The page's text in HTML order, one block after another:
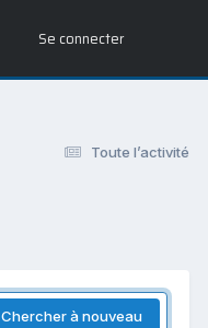
Se connecter
Toute l’activité
Chercher à nouveau